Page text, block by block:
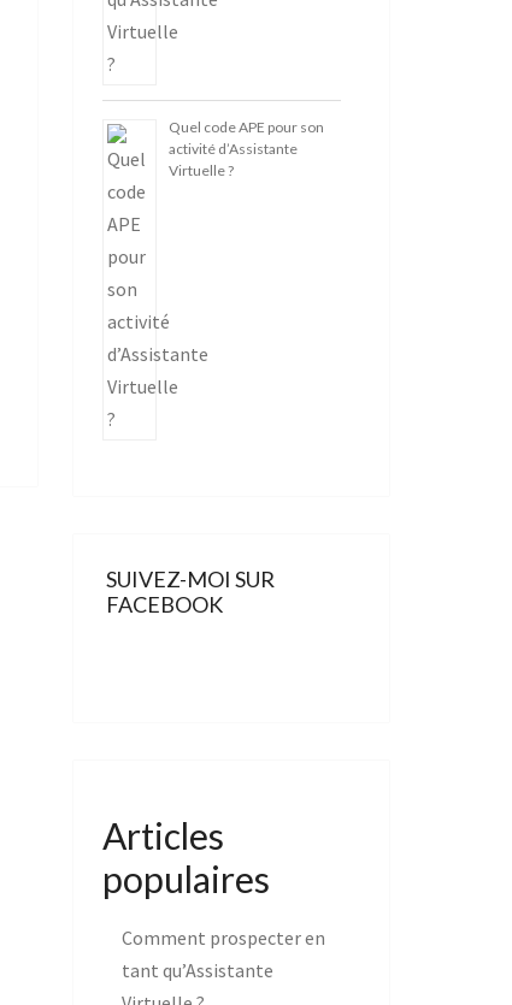
Quel code APE pour son
activité d’Assistante
Virtuelle ?
SUIVEZ-MOI SUR
FACEBOOK
Articles
populaires
Comment prospecter en
tant qu’Assistante